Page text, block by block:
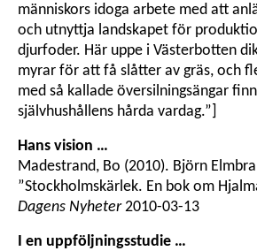
människors idoga arbete med att
och utnyttja landskapet för
djurfoder. Här uppe i Västerbotten
myrar för att få slåtter av gräs, och
med så kallade översilningsängar
självhushållens hårda vardag.”]
Hans vision …
Madestrand, Bo (2010). Björn
”Stockholmskärlek. En bok om
Dagens Nyheter2010-03-13
I en uppföljningsstudie …